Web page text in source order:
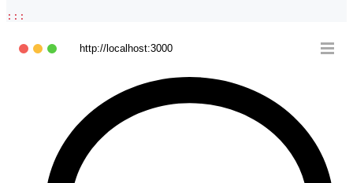
: : :
http://localhost:3000